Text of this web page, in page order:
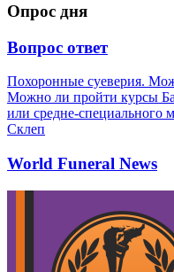
Опрос дня
Вопрос ответ
Похоронные суеверия.
Можно ли пройти курсы
или средне-специального
Склеп
World Funeral News